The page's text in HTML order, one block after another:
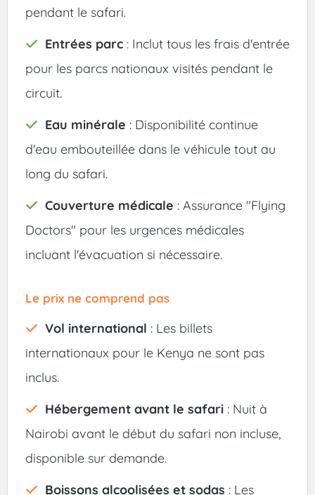
pendant le safari.
Entrées parc : Inclut tous les frais d'entrée
pour les parcs nationaux visités pendant le
circuit.
Eau minérale : Disponibilité continue
d'eau embouteillée dans le véhicule tout au
long du safari.
Couverture médicale : Assurance "Flying
Doctors" pour les urgences médicales
incluant l'évacuation si nécessaire.
Le prix ne comprend pas
Vol international : Les billets
internationaux pour le Kenya ne sont pas
inclus.
Hébergement avant le safari : Nuit à
Nairobi avant le début du safari non incluse,
disponible sur demande.
Boissons alcoolisées et sodas : Les